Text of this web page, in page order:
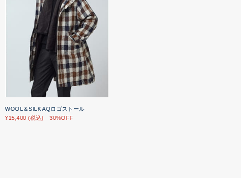
WOOL＆SILK AQロゴストール
¥15,400 (税込) 30%OFF